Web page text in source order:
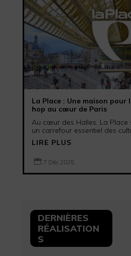
La Place : Une maison pour
hop au cœur de Paris
Au cœur des Halles, La Place
un carrefour essentiel des
LIRE PLUS
 7 Déc 2025
DERNIÈRES
RÉALISATION
S